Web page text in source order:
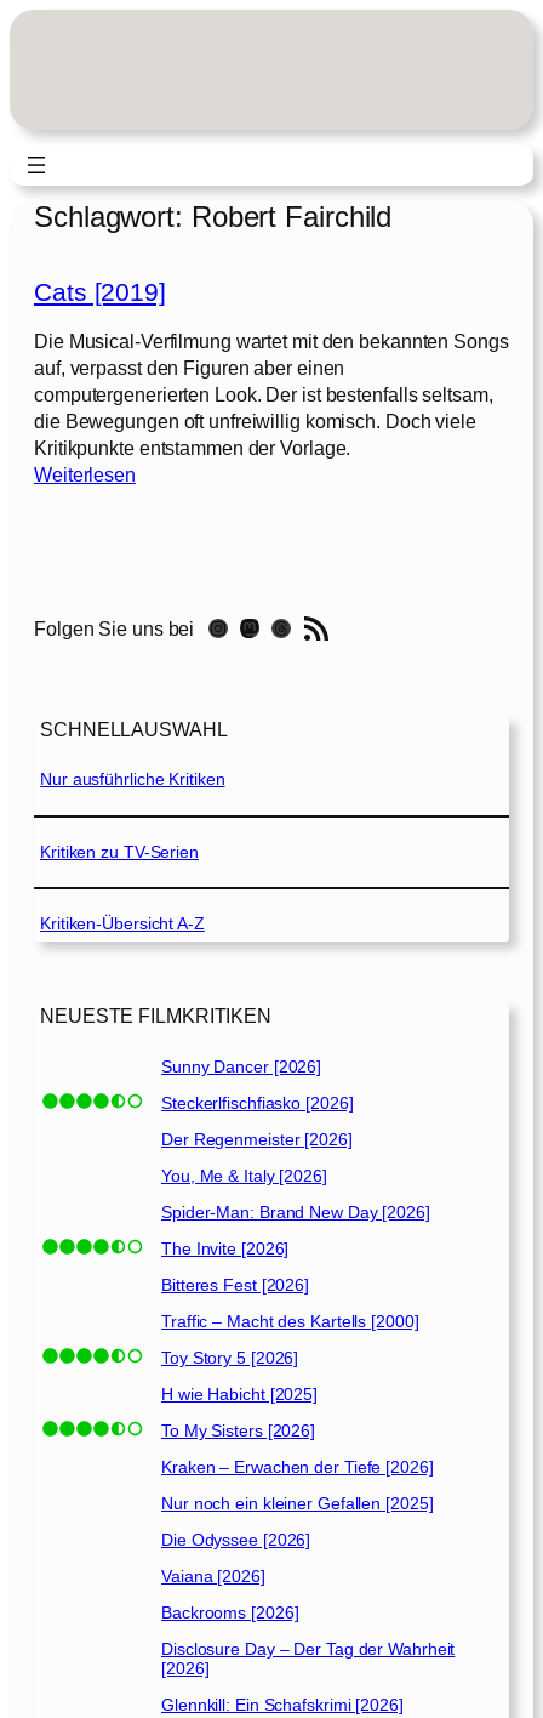
Zum
Schlagwort: Robert Fairchild
Cats [2019]
Die Musical-Verfilmung wartet mit den bekannten Songs
auf, verpasst den Figuren aber einen
computergenerierten Look. Der ist bestenfalls seltsam,
die Bewegungen oft unfreiwillig komisch. Doch viele
Kritikpunkte entstammen der Vorlage.
Weiterlesen:
2
]
Folgen Sie uns bei Instagram Mastodon Threads RSS-Feed
SCHNELLAUSWAHL
Nur ausführliche Kritiken
Kritiken zu TV-Serien
Kritiken-Übersicht A-Z
NEUESTE FILMKRITIKEN
Sunny Dancer [2026]
Steckerlfischfiasko [2026]
Der Regenmeister [2026]
You, Me & Italy [2026]
Spider-Man: Brand New Day [2026]
The Invite [2026]
Bitteres Fest [2026]
Traffic – Macht des Kartells [2000]
Toy Story 5 [2026]
H wie Habicht [2025]
To My Sisters [2026]
Kraken – Erwachen der Tiefe [2026]
Nur noch ein kleiner Gefallen [2025]
Die Odyssee [2026]
Vaiana [2026]
Backrooms [2026]
Disclosure Day – Der Tag der Wahrheit
[2026]
Glennkill: Ein Schafskrimi [2026]